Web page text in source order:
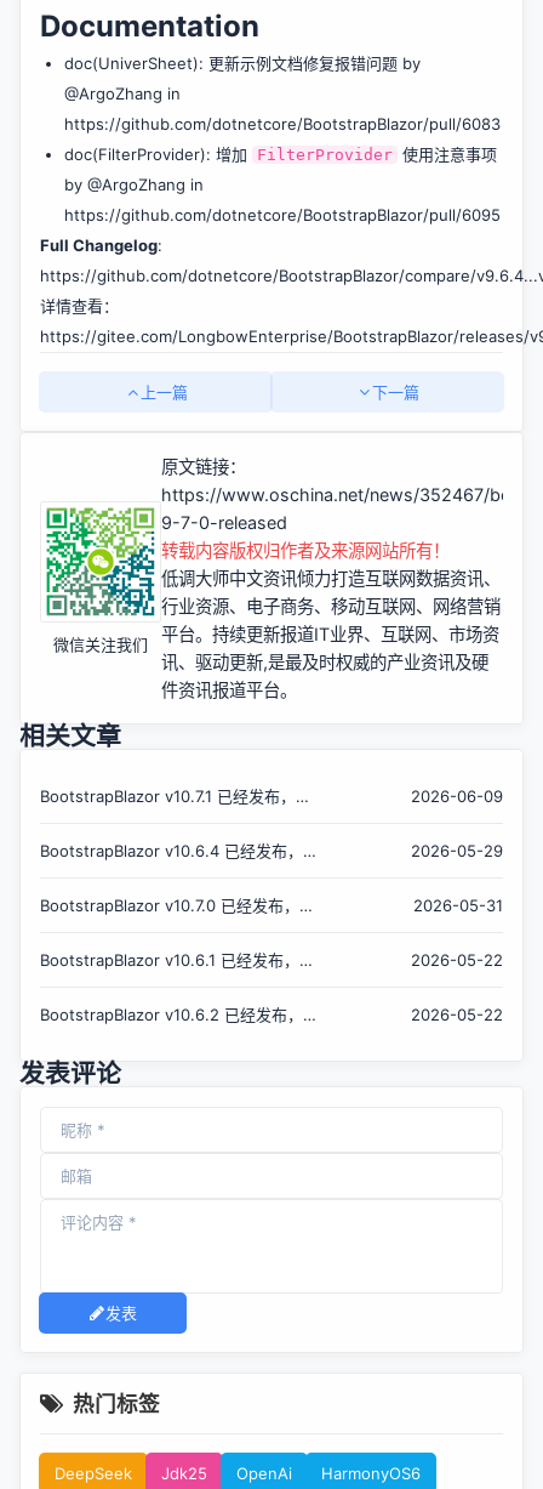
Documentation
doc(UniverSheet): 更新示例文档修复报错问题 by
@ArgoZhang in
https://github.com/dotnetcore/BootstrapBlazor/pull/6083
doc(FilterProvider): 增加
FilterProvider 使用注意事项
by @ArgoZhang in
https://github.com/dotnetcore/BootstrapBlazor/pull/6095
Full Changelog:
https://github.com/dotnetcore/BootstrapBlazor/compare/
详情查看：
https://gitee.com/LongbowEnterprise/BootstrapBlazor/releases/
上一篇 下一篇
微信关注我们
原文链接：
https://www.oschina.net/news/352467/
9-7-0-released
转载内容版权归作者及来源网站所有！
低调大师中文资讯倾力打造互联网数据资讯、
行业资源、电子商务、移动互联网、网络营销
平台。持续更新报道IT业界、互联网、市场资
讯、驱动更新,是最及时权威的产业资讯及硬
件资讯报道平台。
相关文章
BootstrapBlazor v10.7.1 已经发布，
2026-06-09
BootstrapBlazor v10.6.4 已经发布，
2026-05-29
BootstrapBlazor v10.7.0 已经发布，
2026-05-31
BootstrapBlazor v10.6.1 已经发布，
2026-05-22
BootstrapBlazor v10.6.2 已经发布，
2026-05-22
发表评论
发表
热门标签
DeepSeek Jdk25 OpenAi HarmonyOS6